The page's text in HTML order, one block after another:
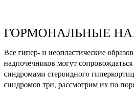
ГОРМОНАЛЬНЫЕ
Все гипер- и неопластические
надпочечников могут
синдромами стероидного
синдромов три, рассмотрим их по